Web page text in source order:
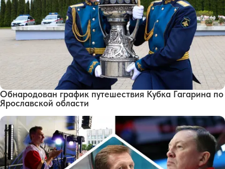
Обнародован график путешествия Кубка Гагарина по
Ярославской области